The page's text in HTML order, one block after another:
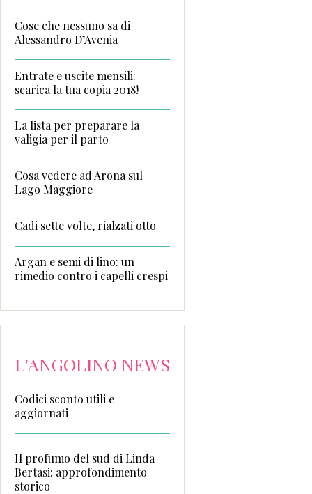
Cose che nessuno sa di
Alessandro D’Avenia
Entrate e uscite mensili:
scarica la tua copia 2018!
La lista per preparare la
valigia per il parto
Cosa vedere ad Arona sul
Lago Maggiore
Cadi sette volte, rialzati otto
Argan e semi di lino: un
rimedio contro i capelli crespi
L'ANGOLINO NEWS
Codici sconto utili e
aggiornati
Il profumo del sud di Linda
Bertasi: approfondimento
storico